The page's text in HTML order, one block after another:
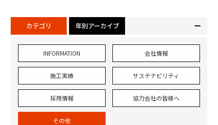
カテゴリ 年別アーカイブ
INFORMATION 会社情報
施工実績 サステナビリティ
採用情報 協力会社の皆様へ
その他